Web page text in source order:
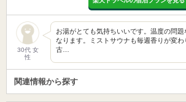
30代 女
性
お湯がとても気持ちいいです。温度の問
なります。ミストサウナも毎週香りが変
古…
関連情報から探す